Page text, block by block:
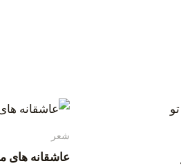
شعر
عاشقانه های